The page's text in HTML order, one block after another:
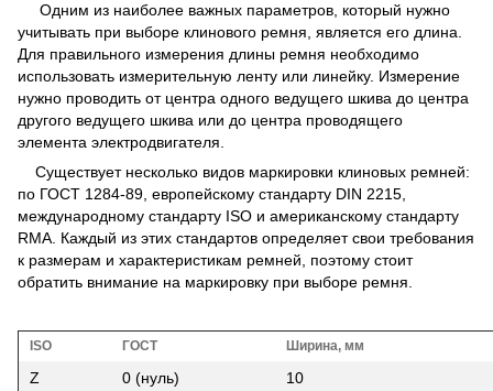
Одним из наиболее важных параметров, который нужно
учитывать при выборе клинового ремня, является его длина.
Для правильного измерения длины ремня необходимо
использовать измерительную ленту или линейку. Измерение
нужно проводить от центра одного ведущего шкива до центра
другого ведущего шкива или до центра проводящего
элемента электродвигателя.
Существует несколько видов маркировки клиновых ремней:
по ГОСТ 1284-89, европейскому стандарту DIN 2215,
международному стандарту ISO и американскому стандарту
RMA. Каждый из этих стандартов определяет свои требования
к размерам и характеристикам ремней, поэтому стоит
обратить внимание на маркировку при выборе ремня.
ISO ГОСТ Ширина, мм
Z 0 (нуль)
10